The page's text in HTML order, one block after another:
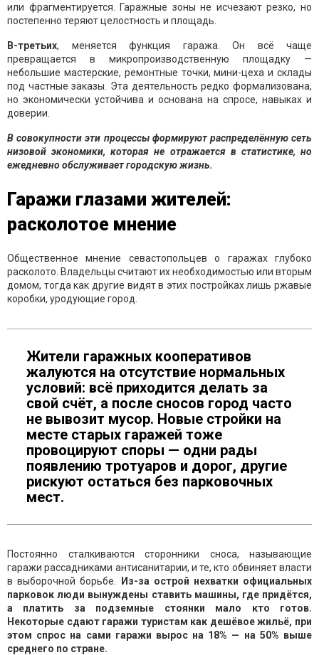
или фрагментируется. Гаражные зоны не исчезают резко, но
постепенно теряют целостность и площадь.
В-третьих, меняется функция гаража. Он всё чаще
превращается в микропроизводственную площадку —
небольшие мастерские, ремонтные точки, мини-цеха и склады
под частные заказы. Эта деятельность редко формализована,
но экономически устойчива и основана на спросе, навыках и
доверии.
В совокупности эти процессы формируют распределённую сеть
низовой экономики, которая не отражается в статистике, но
ежедневно обслуживает городскую жизнь.
Гаражи глазами жителей:
расколотое мнение
Общественное мнение севастопольцев о гаражах глубоко
расколото. Владельцы считают их необходимостью или вторым
домом, тогда как другие видят в этих постройках лишь ржавые
коробки, уродующие город.
Жители гаражных кооперативов
жалуются на отсутствие нормальных
условий: всё приходится делать за
свой счёт, а после сносов город часто
не вывозит мусор. Новые стройки на
месте старых гаражей тоже
провоцируют споры — одни рады
появлению тротуаров и дорог, другие
рискуют остаться без парковочных
мест.
Постоянно сталкиваются сторонники сноса, называющие
гаражи рассадниками антисанитарии, и те, кто обвиняет власти
в выборочной борьбе.
Из-за острой нехватки официальных
парковок люди вынуждены ставить машины, где придётся,
а платить за подземные стоянки мало кто готов.
Некоторые сдают гаражи туристам как дешёвое жильё, при
этом спрос на сами гаражи вырос на 18% — на 50% выше
среднего по стране.